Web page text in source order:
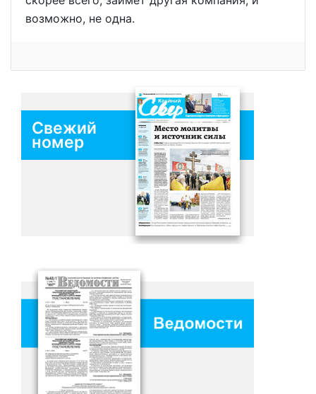
возможно, не одна.
Свежий
номер